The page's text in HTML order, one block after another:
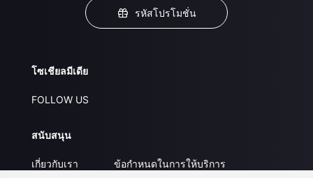
รหัสโปรโมชั่น
โซเชียลมีเดีย
FOLLOW US
สนับสนุน
เกี่ยวกับเรา
ข้อกำหนดในการให้บริการ